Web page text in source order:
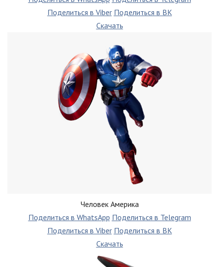
Поделиться в Viber Поделиться в ВК
Скачать
Человек Америка
Поделиться в WhatsApp Поделиться в Telegram
Поделиться в Viber Поделиться в ВК
Скачать